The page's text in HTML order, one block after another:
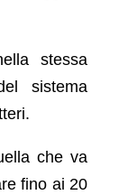
stessa
sistema
che va
fino ai 20